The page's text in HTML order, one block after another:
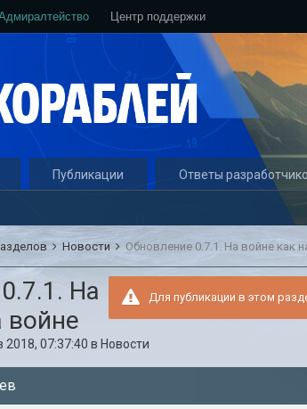
Центр поддержки
Публикации Ответы
Новости Обновление 0.7.1. На войне как
Для публикации в этом
На
войне
2018, 07:37:40 в Новости